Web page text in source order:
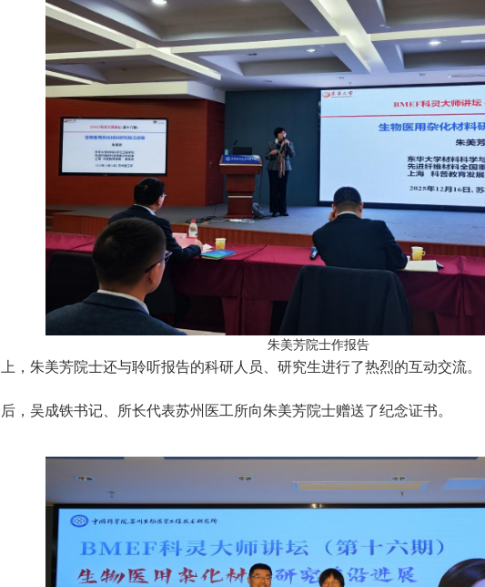
朱美芳院士作报告
，朱美芳院士还与聆听报告的科研人员、研究生进行了热烈的互动交流。
，吴成铁书记、所长代表苏州医工所向朱美芳院士赠送了纪念证书。